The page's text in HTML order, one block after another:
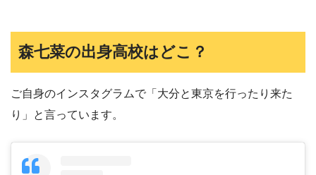
森七菜の出身高校はどこ？
ご自身のインスタグラムで「大分と東京を行ったり来た
り」と言っています。